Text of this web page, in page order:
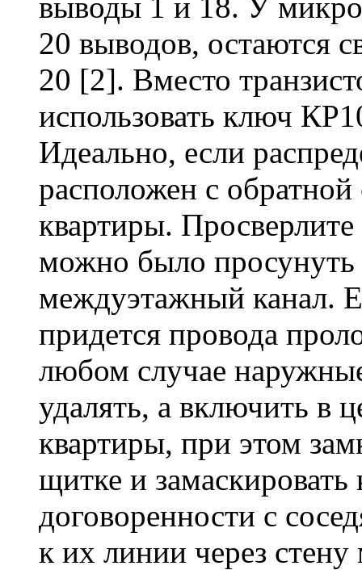
20 выводов, остаются
20 [2]. Вместо
использовать ключ
Идеально, если
расположен с
квартиры. Просверлите
можно было
междуэтажный канал.
придется провода
любом случае
удалять, а включить в
квартиры, при этом
щитке и
договоренности с
к их линии через